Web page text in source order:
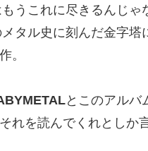
うこれに尽きるんじゃ
タル史に刻んだ金字
。
とこのアルバ
れを読んでくれとしか